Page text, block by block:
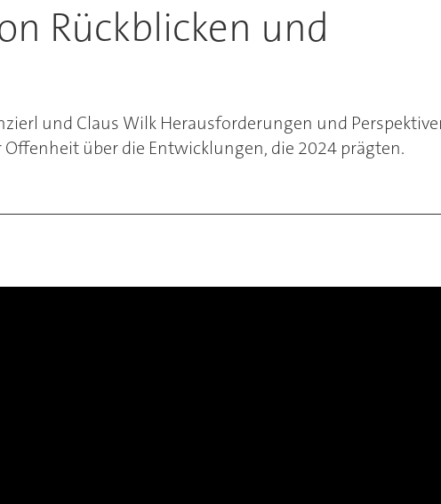
Rückblicken und
und Claus Wilk Herausforderungen und
über die Entwicklungen, die 2024 prägten.